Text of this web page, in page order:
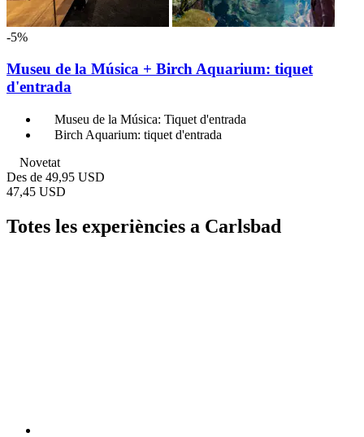
-5%
Museu de la Música + Birch Aquarium: tiquet
d'entrada
Museu de la Música: Tiquet d'entrada
Birch Aquarium: tiquet d'entrada
Novetat
Des de 49,95 USD
47,45 USD
Totes les experiències a Carlsbad